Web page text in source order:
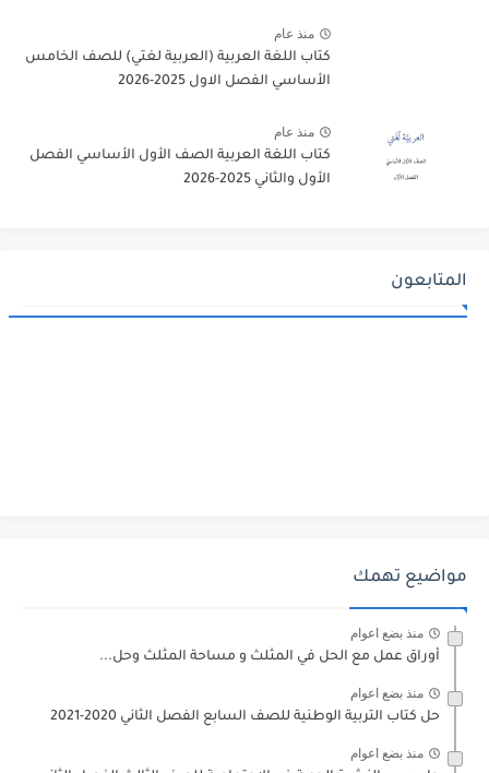
منذ عام
كتاب اللغة العربية (العربية لغتي) للصف الخامس
الأساسي الفصل الاول 2025-2026
منذ عام
كتاب اللغة العربية الصف الأول الأساسي الفصل
الأول والثاني 2025-2026
المتابعون
مواضيع تهمك
منذ بضع اعوام
أوراق عمل مع الحل في المثلث و مساحة المثلث وحل...
منذ بضع اعوام
حل كتاب التربية الوطنية للصف السابع الفصل الثاني 2020-2021
منذ بضع اعوام